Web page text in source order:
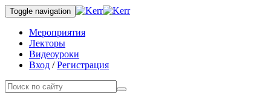
Toggle navigation
Мероприятия
Лекторы
Видеоуроки
Вход /Регистрация